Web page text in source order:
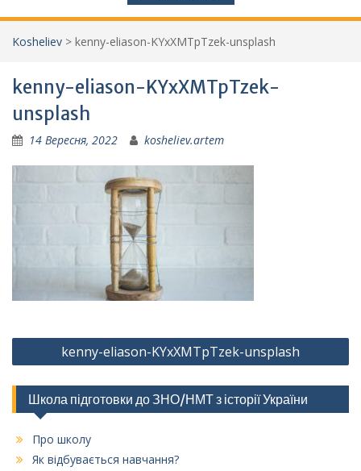
Kosheliev > kenny-eliason-KYxXMTpTzek-unsplash
kenny-eliason-KYxXMTpTzek-
unsplash
14 Вересня, 2022 kosheliev.artem
Навігація
записів
kenny-eliason-KYxXMTpTzek-unsplash
Школа підготовки до ЗНО/НМТ з історії України
Про школу
Як відбувається навчання?